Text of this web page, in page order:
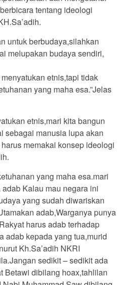
tentang ideologi
untuk berbudaya,silahkan
melupakan budaya sendiri,
etnis,tapi tidak
yang maha esa.”Jelas
etnis,mari kita bangun
sebagai manusia lupa akan
memakai konsep ideologi
yang maha esa.mari
Kalau mau negara ini
yang sudah diwariskan
adab,Warganya punya
harus adab terhadap
adab kepada yang tua,murid
Kh.Sa’adih NKRI
sedikit – sedikit ada
Betawi dibilang hoax,tahlilan